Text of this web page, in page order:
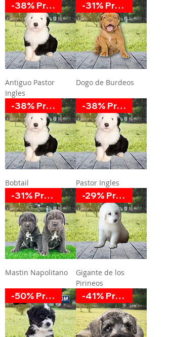
-38% Promoción
Antiguo Pastor
Ingles
-31% Promoción
Dogo de Burdeos
-38% Promoción
Bobtail
-38% Promoción
Pastor Ingles
-31% Promoción
Mastin Napolitano
-29% Promoción
Gigante de los
Pirineos
-50% Promoción -41% Promoción